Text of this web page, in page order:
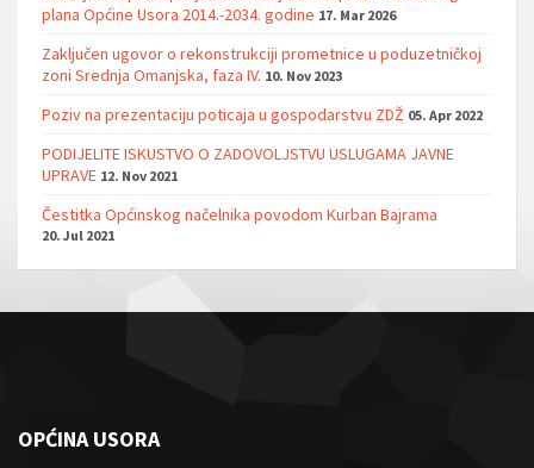
plana Općine Usora 2014.-2034. godine 17. Mar 2026
Zaključen ugovor o rekonstrukciji prometnice u poduzetničkoj
zoni Srednja Omanjska, faza IV. 10. Nov 2023
Poziv na prezentaciju poticaja u gospodarstvu ZDŽ 05. Apr 2022
PODIJELITE ISKUSTVO O ZADOVOLJSTVU USLUGAMA JAVNE
UPRAVE 12. Nov 2021
Čestitka Općinskog načelnika povodom Kurban Bajrama
20. Jul 2021
OPĆINA USORA